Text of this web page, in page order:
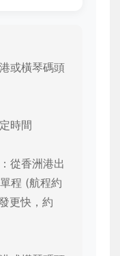
或橫琴碼頭
時間
從香洲港出
程 (航程約
更快，約